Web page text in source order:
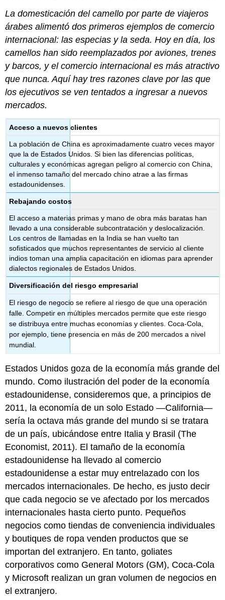
La domesticación del camello por parte de viajeros
árabes alimentó dos primeros ejemplos de comercio
internacional: las especias y la seda. Hoy en día, los
camellos han sido reemplazados por aviones, trenes
y barcos, y el comercio internacional es más atractivo
que nunca. Aquí hay tres razones clave por las que
los ejecutivos se ven tentados a ingresar a nuevos
mercados.
Acceso a nuevos clientes
La población de China es aproximadamente cuatro veces mayor
que la de Estados Unidos. Si bien las diferencias políticas,
culturales y económicas agregan peligro al comercio con China,
el inmenso tamaño del mercado chino atrae a las firmas
estadounidenses.
Rebajando costos
El acceso a materias primas y mano de obra más baratas han
llevado a una considerable subcontratación y deslocalización.
Los centros de llamadas en la India se han vuelto tan
sofisticados que muchos representantes de servicio al cliente
indios toman una amplia capacitación en idiomas para aprender
dialectos regionales de Estados Unidos.
Diversificación del riesgo empresarial
El riesgo de negocio se refiere al riesgo de que una operación
falle. Competir en múltiples mercados permite que este riesgo
se distribuya entre muchas economías y clientes. Coca-Cola,
por ejemplo, tiene presencia en más de 200 mercados a nivel
mundial.
Estados Unidos goza de la economía más grande del
mundo. Como ilustración del poder de la economía
estadounidense, consideremos que, a principios de
2011, la economía de un solo Estado —California—
sería la octava más grande del mundo si se tratara
de un país, ubicándose entre Italia y Brasil (The
Economist, 2011). El tamaño de la economía
estadounidense ha llevado al comercio
estadounidense a estar muy entrelazado con los
mercados internacionales. De hecho, es justo decir
que cada negocio se ve afectado por los mercados
internacionales hasta cierto punto. Pequeños
negocios como tiendas de conveniencia individuales
y boutiques de ropa venden productos que se
importan del extranjero. En tanto, goliates
corporativos como General Motors (GM), Coca-Cola
y Microsoft realizan un gran volumen de negocios en
el extranjero.